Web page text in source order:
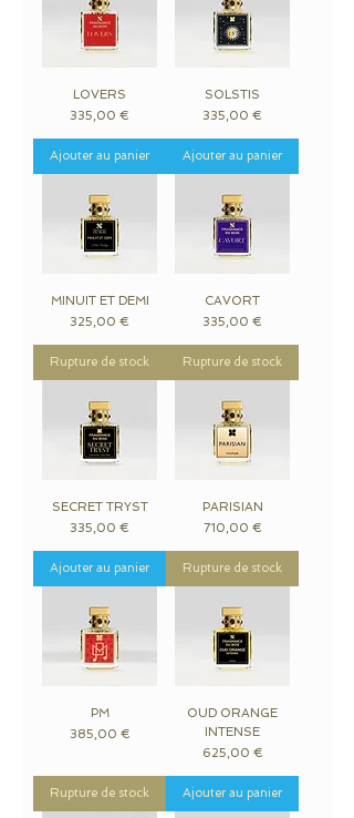
LOVERS
Prix
335,00 €
Ajouter au panier
SOLSTIS
Prix
335,00 €
Ajouter au panier
MINUIT ET DEMI
Prix
325,00 €
Rupture de stock
CAVORT
Prix
335,00 €
Rupture de stock
SECRET TRYST
Prix
335,00 €
Ajouter au panier
PARISIAN
Prix
710,00 €
Rupture de stock
PM
Prix
385,00 €
Rupture de stock
OUD ORANGE
INTENSE
Prix
625,00 €
Ajouter au panier